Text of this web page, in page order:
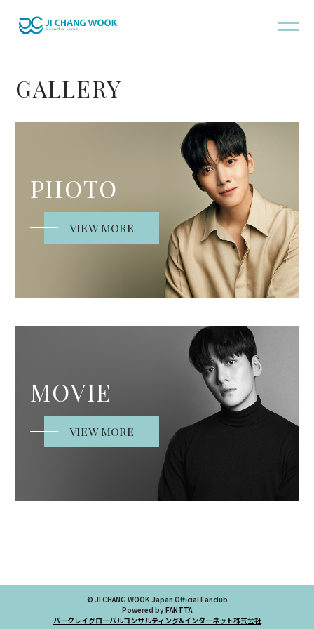
GALLERY
PHOTO
VIEW MORE
MOVIE
VIEW MORE
© JI CHANG WOOK Japan Official Fanclub
Powered byFANTTA
バークレイグローバルコンサルティング&インターネット株式会社